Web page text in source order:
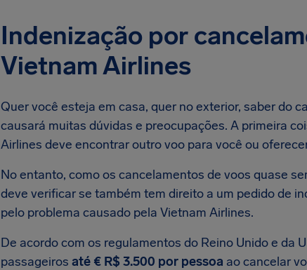
Indenização por
Vietnam Airlines
Quer você esteja em casa, quer no exterior, saber do
causará muitas dúvidas e preocupações. A primeira
Airlines deve encontrar outro voo para você ou
No entanto, como os cancelamentos de voos quase
deve verificar se também tem direito a um pedido de
pelo problema causado pela Vietnam Airlines.
De acordo com os regulamentos do Reino Unido e da
passageiros até € R$ 3.500 por pessoa ao cancelar